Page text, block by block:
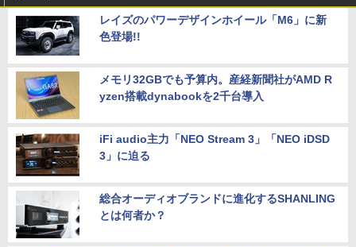
レイズのパワーデザインホイール「M6」に新
色登場!!
メモリ32GBでも予算内。産経新聞社がAMD R
yzen搭載dynabookを2千台導入
iFi audio主力「NEO Stream 3」「NEO iDSD
3」に迫る
総合オーディオブランドに進化するSHANLING
とは何者か？